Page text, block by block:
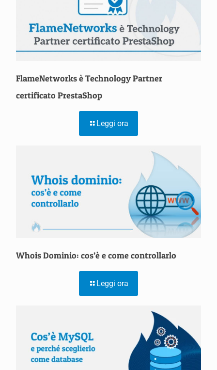
FlameNetworks è Technology Partner
certificato PrestaShop
Leggi ora
Whois Dominio: cos’è e come controllarlo
Leggi ora